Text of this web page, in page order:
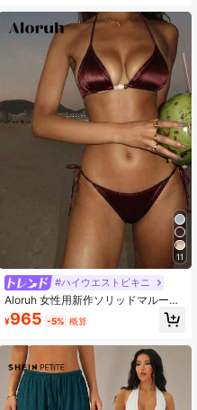
チャームボヘミアンビキニセット オ
リーブビーチ
11
#ハイウエストビキニ
Aloruh 女性用新作ソリッドマルーン
ビキニセット、エレガントでセクシ
ーなミニトライアングルカップビー
材、豪華なパーティー、音楽フェス
ティバル、ビーチバケーション用ア
ウトフィット
¥965 -5% 概算